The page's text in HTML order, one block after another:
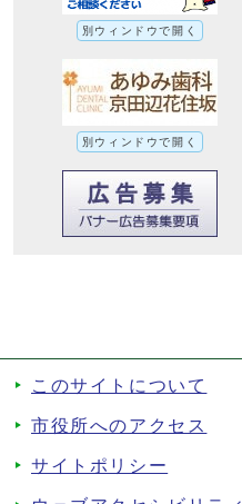
別ウィンドウで開く
別ウィンドウで開く
このサイトについて
市役所へのアクセス
サイトポリシー